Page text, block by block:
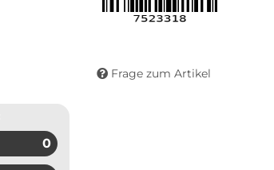
Frage zum Artikel
0